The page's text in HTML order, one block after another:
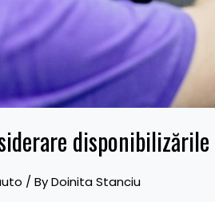
/ ByDoinita Stanciu